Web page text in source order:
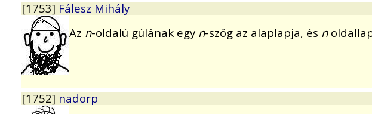
[1753] Fálesz Mihály
Az n-oldalú gúlának egy n-szög az alaplapja, és n
[1752] nadorp